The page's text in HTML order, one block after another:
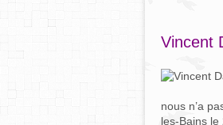
Vincent
nous n’a
les-Bains le